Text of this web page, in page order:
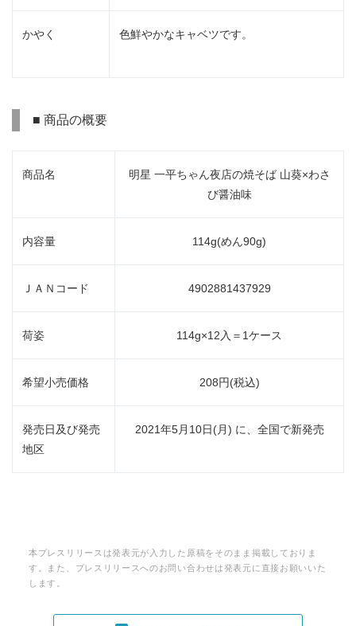
かやく 色鮮やかなキャベツです。
■ 商品の概要
商品名
明星 一平ちゃん夜店の焼そば 山葵×わさ
び醤油味
内容量 114g(めん90g)
ＪＡＮコード 4902881437929
荷姿 114g×12入＝1ケース
希望小売価格 208円(税込)
発売日及び発売
地区
2021年5月10日(月) に、全国で新発売
本プレスリリースは発表元が入力した原稿をそのまま掲載しておりま
す。また、プレスリリースへのお問い合わせは発表元に直接お願いいた
します。